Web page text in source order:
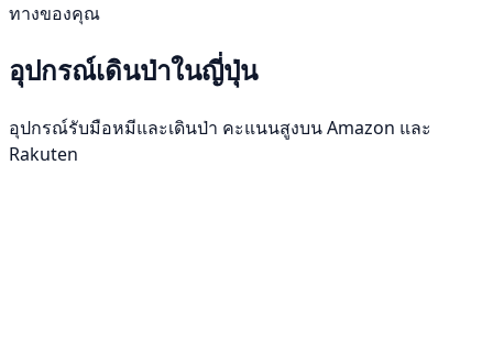
ทางของคุณ
อุปกรณ์เดินป่าในญี่ปุ่น
อุปกรณ์รับมือหมีและเดินป่า คะแนนสูงบน Amazon และ
Rakuten